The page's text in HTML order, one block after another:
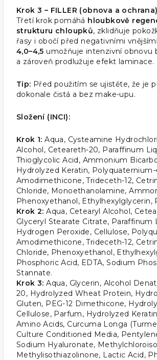
Krok 3 – FILLER (obnova a ochrana)
Třetí krok pomáhá hloubkově
strukturu chloupků, zklidňuje
řasy i obočí před negativními
4,0–4,5 umožňuje intenzivní obnovu
a zároveň prodlužuje efekt laminace.
Tip: Před použitím se ujistěte, že je
dokonale čistá a bez make-upu.
Složení (INCI):
Krok 1:Aqua, Cysteamine
Alcohol, Ceteareth-20, Paraffinum
Thioglycolic Acid, Ammonium
Hydrolyzed Keratin, Polyquaternium-
Amodimethicone, Trideceth-12,
Chloride, Monoethanolamine,
Phenoxyethanol, Ethylhexylglycerin,
Krok 2:Aqua, Cetearyl Alcohol,
Glyceryl Stearate Citrate, Paraffinum
Hydrogen Peroxide, Cellulose,
Amodimethicone, Trideceth-12,
Chloride, Phenoxyethanol,
Phosphoric Acid, EDTA, Sodium
Stannate.
Krok 3:Aqua, Glycerin, Alcohol
20, Hydrolyzed Wheat Protein,
Gluten, PEG-12 Dimethicone,
Cellulose, Parfum, Hydrolyzed
Amino Acids, Curcuma Longa
Culture Conditioned Media,
Sodium Hyaluronate,
Methylisothiazolinone, Lactic Acid,